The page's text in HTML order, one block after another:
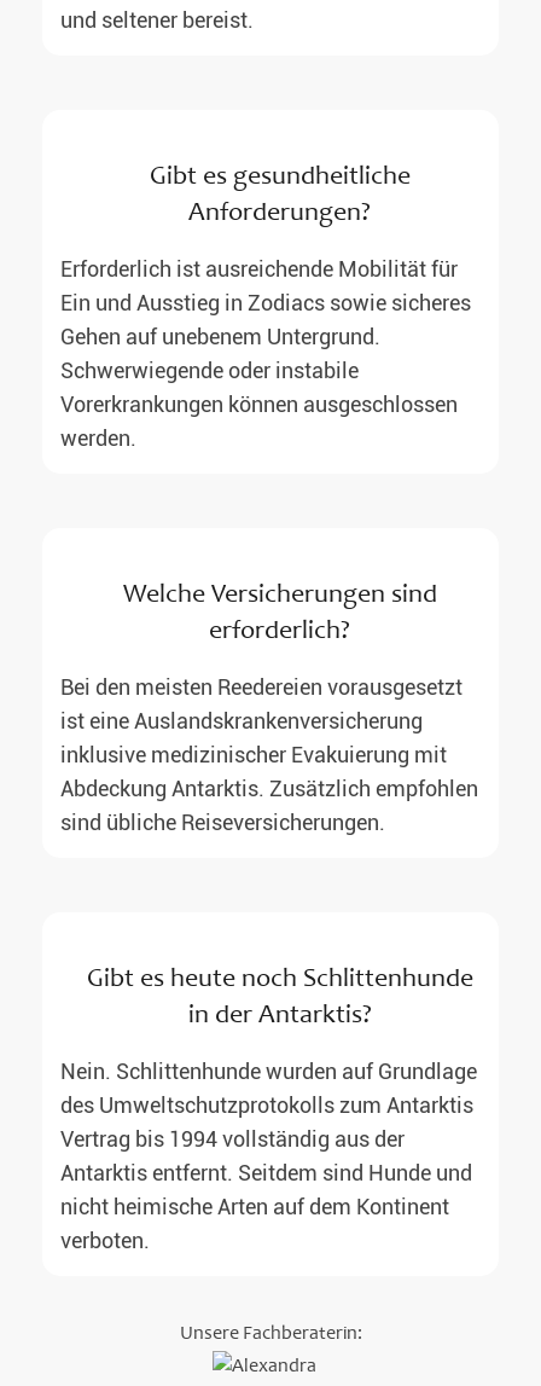
und seltener bereist.
Gibt es gesundheitliche
Anforderungen?
Erforderlich ist ausreichende Mobilität für
Ein und Ausstieg in Zodiacs sowie sicheres
Gehen auf unebenem Untergrund.
Schwerwiegende oder instabile
Vorerkrankungen können ausgeschlossen
werden.
Welche Versicherungen sind
erforderlich?
Bei den meisten Reedereien voraus­gesetzt
ist eine Auslands­kranken­versicherung
inklusive medizinischer Evakuierung mit
Abdeckung Antarktis. Zusätzlich empfohlen
sind übliche Reise­versicherungen.
Gibt es heute noch Schlittenhunde
in der Antarktis?
Nein. Schlittenhunde wurden auf Grundlage
des Umweltschutzprotokolls zum Antarktis
Vertrag bis 1994 vollständig aus der
Antarktis entfernt. Seitdem sind Hunde und
nicht heimische Arten auf dem Kontinent
verboten.
Unsere Fachberaterin: